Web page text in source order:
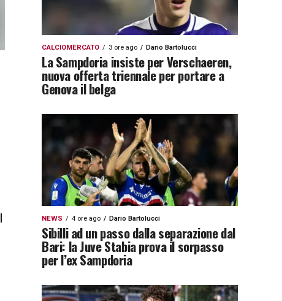
CALCIOMERCATO 3 ore ago Dario Bartolucci
La Sampdoria insiste per Verschaeren,
nuova offerta triennale per portare a
Genova il belga
NEWS 4 ore ago Dario Bartolucci
Sibilli ad un passo dalla separazione dal
Bari: la Juve Stabia prova il sorpasso
per l’ex Sampdoria